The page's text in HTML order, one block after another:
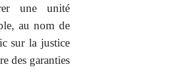
une unité
au nom de
sur la justice
des garanties